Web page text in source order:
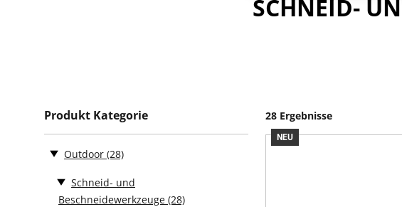
SCHNEID-
Produkt Kategorie
Outdoor (28)
Schneid- und
Beschneidewerkzeuge (28)
28 Ergebnisse
NEU